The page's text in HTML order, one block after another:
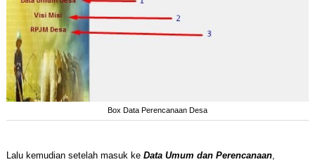
Box Data Perencanaan Desa
Lalu kemudian setelah masuk ke Data Umum dan Perencanaan,